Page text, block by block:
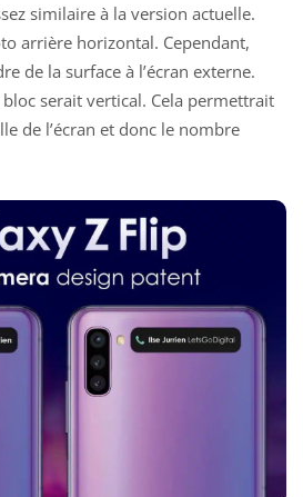
similaire à la version actuelle.
arrière horizontal. Cependant,
de la surface à l’écran externe.
bloc serait vertical. Cela permettrait
de l’écran et donc le nombre